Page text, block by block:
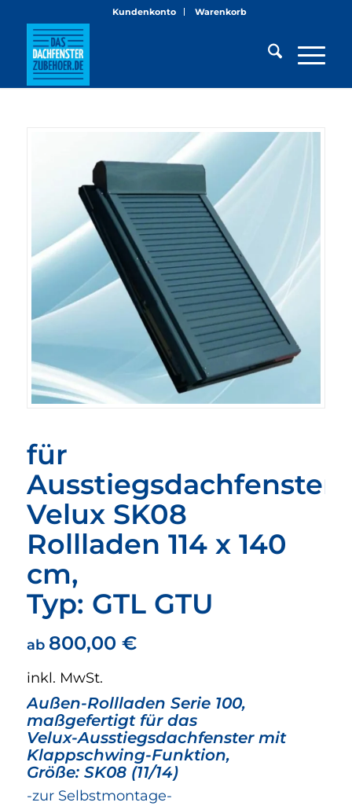
Kundenkonto Warenkorb
für
Ausstiegsdachfenster
Velux SK08
Rollladen 114 x 140
cm,
Typ: GTL GTU
ab 800,00 €
inkl. MwSt.
Außen-Rollladen Serie 100,
maßgefertigt für das
Velux-Ausstiegsdachfenster mit
Klappschwing-Funktion,
Größe: SK08 (11/14)
-zur Selbstmontage-